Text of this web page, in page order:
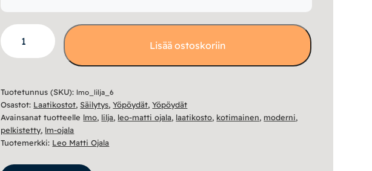
Lilja
lipasto
määrä
Lisää ostoskoriin
Tuotetunnus (SKU):lmo_lilja_6
Osastot: Laatikostot,Säilytys,Yöpöydät,Yöpöydät
Avainsanat tuotteelle lmo, lilja, leo-matti ojala, laatikosto, kotimainen, moderni,
pelkistetty, lm-ojala
Tuotemerkki: Leo Matti Ojala